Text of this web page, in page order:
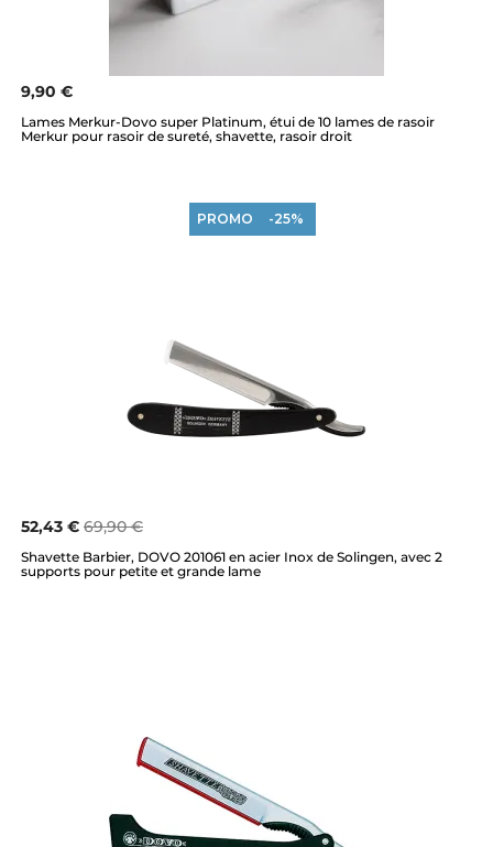
9,90 €
Lames Merkur-Dovo super Platinum, étui de 10 lames de rasoir
Merkur pour rasoir de sureté, shavette, rasoir droit
PROMO -25%
52,43 € 69,90 €
Shavette Barbier, DOVO 201061 en acier Inox de Solingen, avec 2
supports pour petite et grande lame